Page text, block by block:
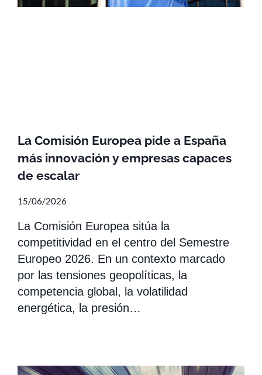
La Comisión Europea pide a España
más innovación y empresas capaces
de escalar
15/06/2026
La Comisión Europea sitúa la
competitividad en el centro del Semestre
Europeo 2026. En un contexto marcado
por las tensiones geopolíticas, la
competencia global, la volatilidad
energética, la presión…